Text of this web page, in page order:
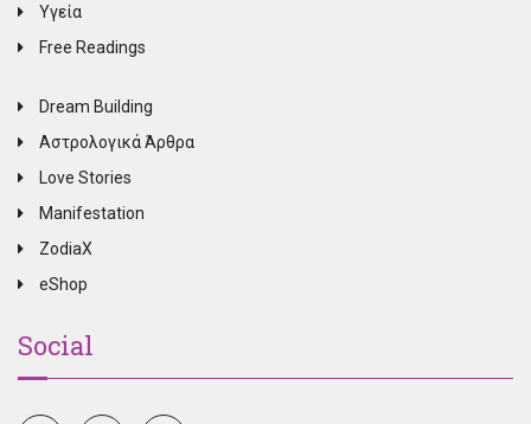
Υγεία
Free Readings
Dream Building
Αστρολογικά Άρθρα
Love Stories
Manifestation
ZodiaX
eShop
Social